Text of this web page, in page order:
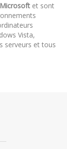
et sont
Vista,
serveurs et tous